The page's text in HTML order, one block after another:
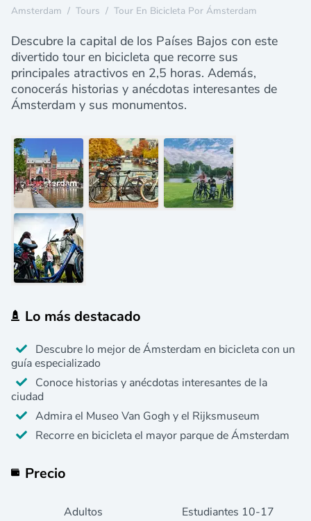
Amsterdam / Tours / Tour En Bicicleta Por Ámsterdam
Descubre la capital de los Países Bajos con este
divertido tour en bicicleta que recorre sus
principales atractivos en 2,5 horas. Además,
conocerás historias y anécdotas interesantes de
Ámsterdam y sus monumentos.
Lo más destacado
Descubre lo mejor de Ámsterdam en bicicleta con un
guía especializado
Conoce historias y anécdotas interesantes de la
ciudad
Admira el Museo Van Gogh y el Rijksmuseum
Recorre en bicicleta el mayor parque de Ámsterdam
Precio
Adultos Estudiantes 10-17